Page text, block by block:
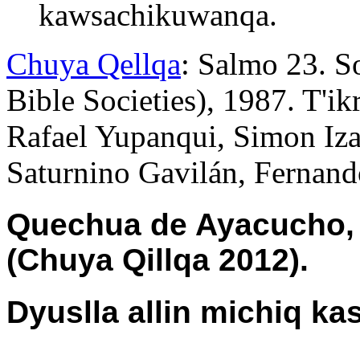
kawsachikuwanqa.
Chuya Qellqa: Salmo 23.
Bible Societies), 1987.
Rafael Yupanqui, Simon
Saturnino Gavilán,
Quechua de
(Chuya Qillqa 2012).
Dyuslla allin michiq